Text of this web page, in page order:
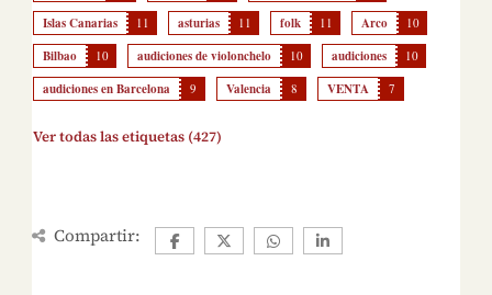
Islas Canarias 11 asturias 11 folk 11 Arco 10
Bilbao 10 audiciones de violonchelo 10 audiciones 10
audiciones en Barcelona 9 Valencia 8 VENTA 7
Ver todas las etiquetas (427)
Compartir: